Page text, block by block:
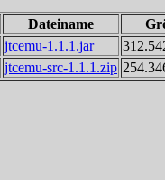
Dateiname
jtcemu-1.1.1.jar
jtcemu-src-1.1.1.zip